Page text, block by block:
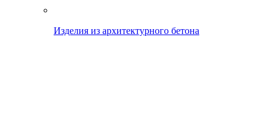
Изделия из архитектурного бетона